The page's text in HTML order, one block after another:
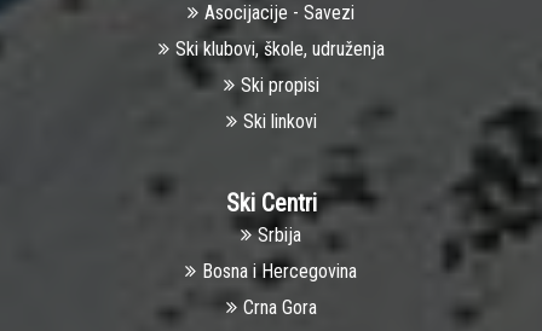
Asocijacije - Savezi
Ski klubovi, škole, udruženja
Ski propisi
Ski linkovi
Ski Centri
Srbija
Bosna i Hercegovina
Crna Gora